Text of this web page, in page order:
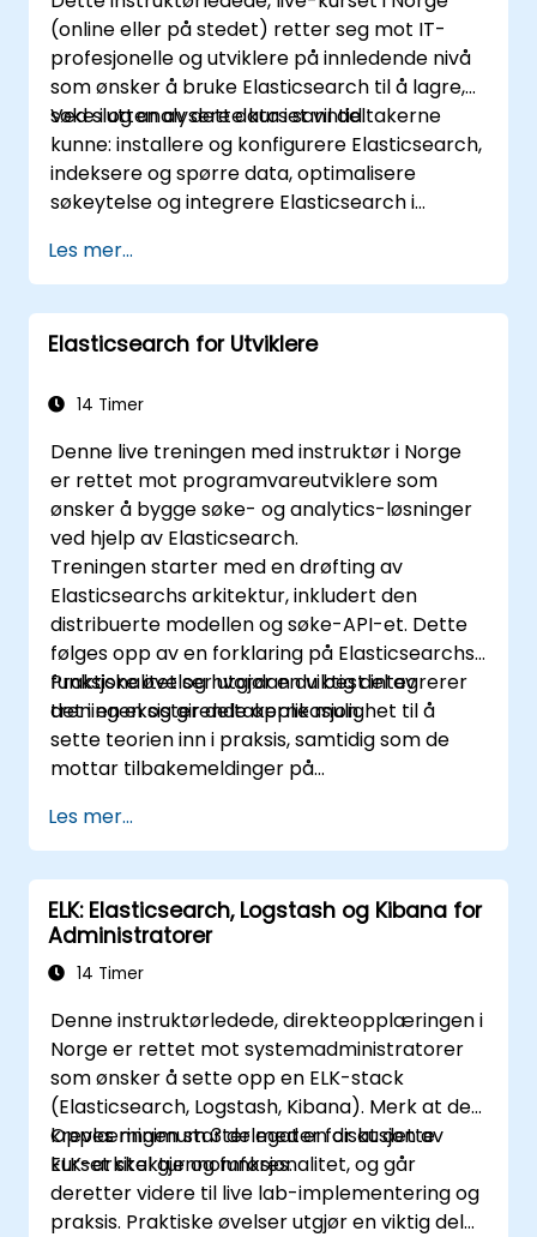
(online eller på stedet) retter seg mot IT-
profesjonelle og utviklere på innledende nivå
som ønsker å bruke Elasticsearch til å lagre,
søke i og analysere data i sanntid.
Ved slutten av dette kurset vil deltakerne
kunne: installere og konfigurere Elasticsearch,
indeksere og spørre data, optimalisere
søkeytelse og integrere Elasticsearch i
Les mer...
Elasticsearch for Utviklere
14 Timer
Denne live treningen med instruktør i Norge
er rettet mot programvareutviklere som
ønsker å bygge søke- og analytics-løsninger
ved hjelp av Elasticsearch.
Treningen starter med en drøfting av
Elasticsearchs arkitektur, inkludert den
distribuerte modellen og søke-API-et. Dette
følges opp av en forklaring på Elasticsearchs
funksjonalitet og hvordan du best integrerer
det i en eksisterende applikasjon.
Praktiske øvelser utgjør en viktig del av
treningen og gir deltakerne mulighet til å
sette teorien inn i praksis, samtidig som de
mottar tilbakemeldinger på
Les mer...
ELK: Elasticsearch, Logstash og Kibana for
Administratorer
14 Timer
Denne instruktørledede, direkteopplæringen i
Norge er rettet mot systemadministratorer
som ønsker å sette opp en ELK-stack
(Elasticsearch, Logstash, Kibana). Merk at det
kreves minimum 3 delegater for at dette
kurset skal gjennomføres.
Opplæringen starter med en diskusjon av
ELK-arkitektur og funksjonalitet, og går
deretter videre til live lab-implementering og
praksis. Praktiske øvelser utgjør en viktig del